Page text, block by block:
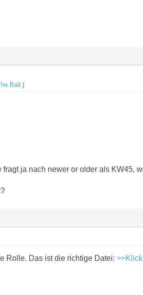
Ball .)
ja nach newer or older als KW45,
Rolle. Das ist die richtige Datei: >>Klick